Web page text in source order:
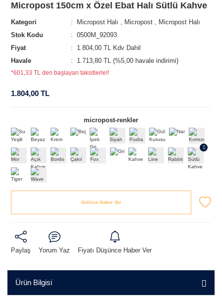
Micropost 150cm x Özel Ebat Halı Sütlü Kahve
Kategori Micropost Halı , Micropost , Micropost Halı
Stok Kodu
0500M_92093
Fiyat
1.804,00 TL Kdv Dahil
Havale
1.713,80 TL (%5,00 havale indirimi)
*601,33 TL den başlayan taksitlerle!!
1.804,00 TL
micropost-renkler
Gelince Haber Ver
Paylaş Yorum Yaz Fiyatı Düşünce Haber Ver
Ürün Bilgisi